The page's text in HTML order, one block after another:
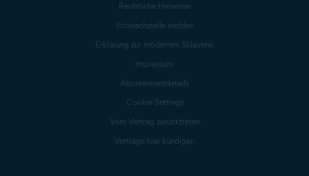
Rechtliche Hinweise
Schwachstelle melden
Erklärung zur modernen Sklaverei
Impressum
Abonnementdetails
Cookie Settings
Vom Vertrag zurücktreten
Verträge hier kündigen